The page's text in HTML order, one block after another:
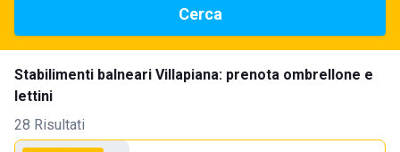
Cerca
Stabilimenti balneari Villapiana: prenota ombrellone e
lettini
28 Risultati